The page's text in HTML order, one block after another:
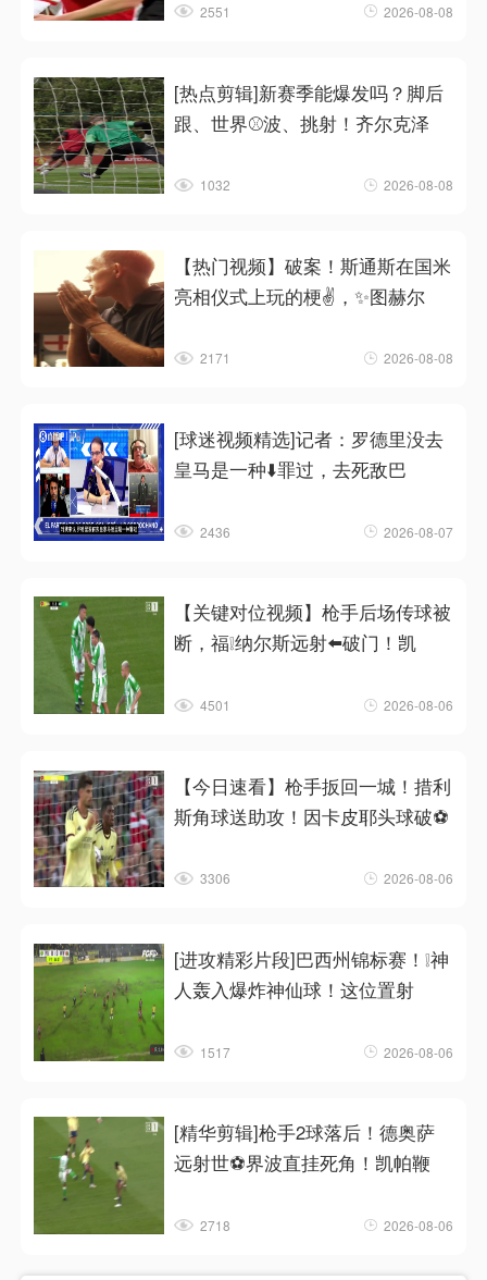
2551 2026-08-08
[热点剪辑]新赛季能爆发吗？脚后
跟、世界⚾波、挑射！齐尔克泽
1032 2026-08-08
【热门视频】破案！斯通斯在国米
亮相仪式上玩的梗✌️，✨图赫尔
2171 2026-08-08
[球迷视频精选]记者：罗德里没去
皇马是一种⬇️罪过，去死敌巴
2436 2026-08-07
【关键对位视频】枪手后场传球被
断，福❕纳尔斯远射⬅️破门！凯
4501 2026-08-06
【今日速看】枪手扳回一城！措利
斯角球送助攻！因卡皮耶头球破⚽
3306 2026-08-06
[进攻精彩片段]巴西州锦标赛！❕神
人轰入爆炸神仙球！这位置射
1517 2026-08-06
[精华剪辑]枪手2球落后！德奥萨
远射世⚽界波直挂死角！凯帕鞭
2718 2026-08-06